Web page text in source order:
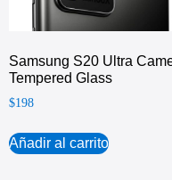
Samsung S20 Ultra
Tempered Glass
$198
Añadir al carrito